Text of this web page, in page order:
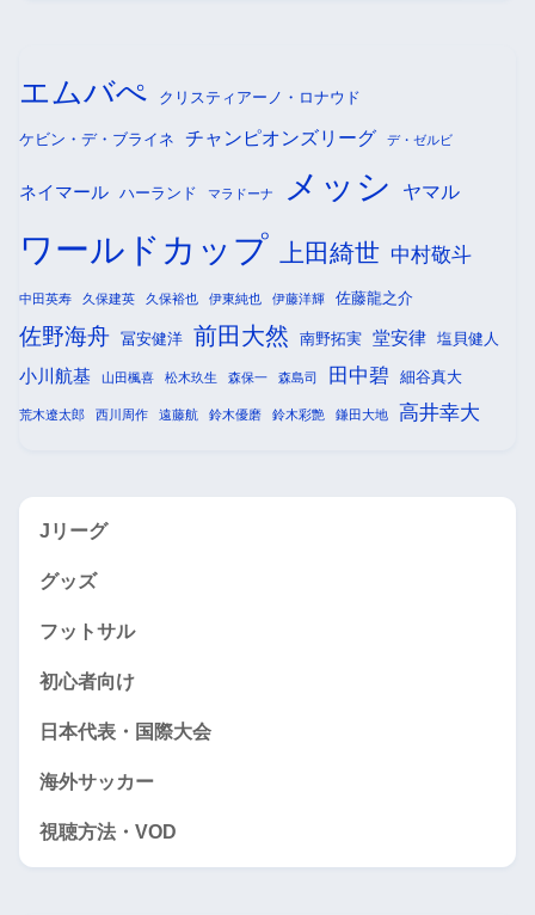
エムバぺ クリスティアーノ・ロナウド
ケビン・デ・ブライネ チャンピオンズリーグ デ・ゼルビ
ネイマール ハーランド マラドーナ メッシ ヤマル
ワールドカップ 上田綺世 中村敬斗
中田英寿 久保建英 久保裕也 伊東純也 伊藤洋輝 佐藤龍之介
佐野海舟 冨安健洋 前田大然 南野拓実 堂安律 塩貝健人
小川航基 山田楓喜 松木玖生 森保一 森島司 田中碧 細谷真大
荒木遼太郎 西川周作 遠藤航 鈴木優磨 鈴木彩艶 鎌田大地 高井幸大
Jリーグ
グッズ
フットサル
初心者向け
日本代表・国際大会
海外サッカー
視聴方法・VOD